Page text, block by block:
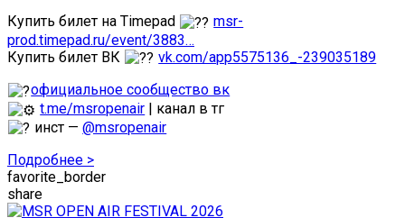
Купить билет на Timepad
msr-
prod.timepad.ru/event/3883…
Купить билет ВК
vk.com/app5575136_-239035189
официальное сообщество вк
t.me/msropenair | канал в тг
инст —@msropenair
Подробнее >
favorite_border
share